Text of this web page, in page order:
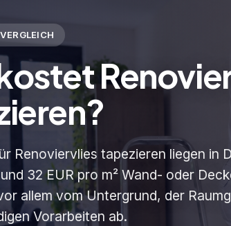
Renoviervlies tapezieren liegen in
32 EUR pro m² Wand- oder
allem vom Untergrund, der
Vorarbeiten ab.